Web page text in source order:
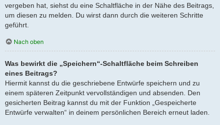
vergeben hat, siehst du eine Schaltfläche in der Nähe des Beitrags,
um diesen zu melden. Du wirst dann durch die weiteren Schritte
geführt.
Nach oben
Was bewirkt die „Speichern“-Schaltfläche beim Schreiben
eines Beitrags?
Hiermit kannst du die geschriebene Entwürfe speichern und zu
einem späteren Zeitpunkt vervollständigen und absenden. Den
gesicherten Beitrag kannst du mit der Funktion „Gespeicherte
Entwürfe verwalten“ in deinem persönlichen Bereich erneut laden.